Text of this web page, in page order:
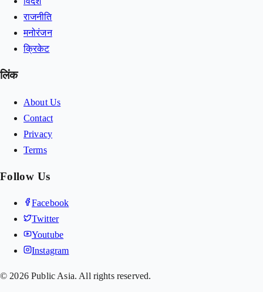
राजनीति
मनोरंजन
क्रिकेट
लिंक
About Us
Contact
Privacy
Terms
Follow Us
Facebook
Twitter
Youtube
Instagram
© 2026Public Asia. All rights reserved.